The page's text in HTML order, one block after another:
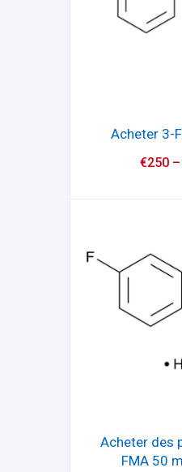
Acheter 3-
€250–
Acheter des
FMA 50